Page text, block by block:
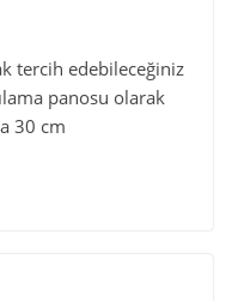
tercih edebileceğiniz
panosu olarak
30 cm